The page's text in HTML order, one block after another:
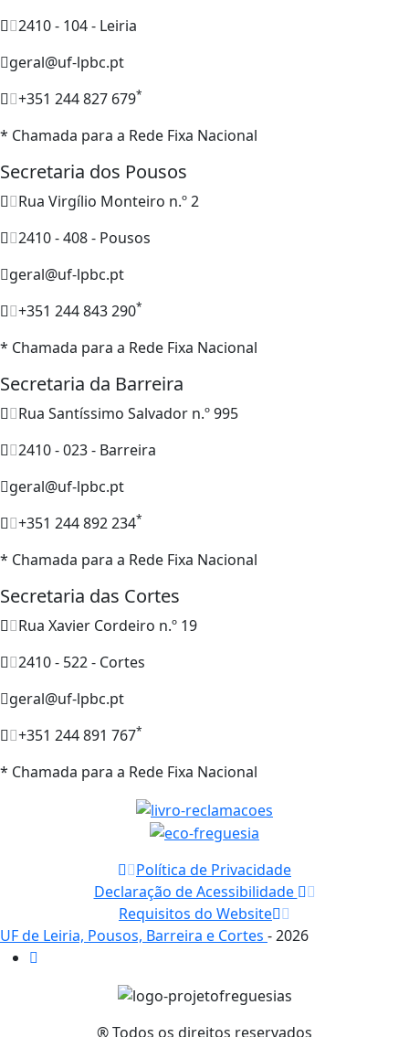
2410 - 104 - Leiria
geral@uf-lpbc.pt
+351 244 827 679*
* Chamada para a Rede Fixa Nacional
Secretaria dos Pousos
Rua Virgílio Monteiro n.º 2
2410 - 408 - Pousos
geral@uf-lpbc.pt
+351 244 843 290*
* Chamada para a Rede Fixa Nacional
Secretaria da Barreira
Rua Santíssimo Salvador n.º 995
2410 - 023 - Barreira
geral@uf-lpbc.pt
+351 244 892 234*
* Chamada para a Rede Fixa Nacional
Secretaria das Cortes
Rua Xavier Cordeiro n.º 19
2410 - 522 - Cortes
geral@uf-lpbc.pt
+351 244 891 767*
* Chamada para a Rede Fixa Nacional
Política de Privacidade
Declaração de Acessibilidade
Requisitos do Website
UF de Leiria, Pousos, Barreira e Cortes - 2026
® Todos os direitos reservados